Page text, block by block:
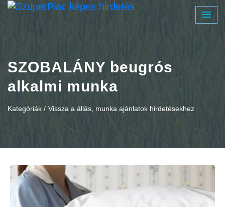
SZOBALÁNY beugrós
alkalmi munka
Kategóriák / Vissza a állás, munka ajánlatok hirdetésekhez